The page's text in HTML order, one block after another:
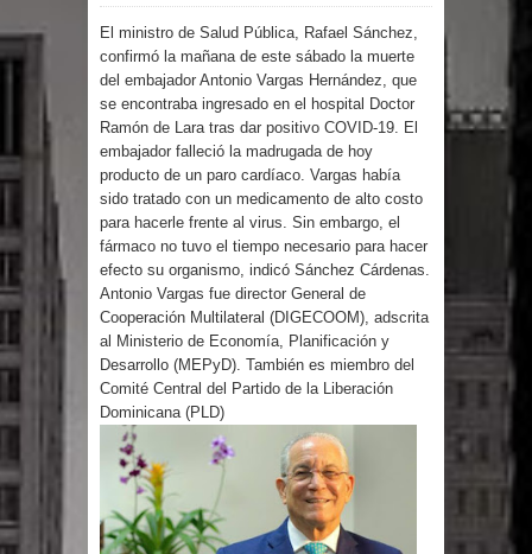
por un delicado problema cardíaco
Abel Martínez llama a los
dominicanos a unirse para sacar al
PRM del Gobierno
Tres detenidos tras detectarse una
presunta estafa contra el
Ayuntamiento de Santiago
PRM votará “por aclamación” a sus
nuevas autoridades
El expresidente peruano Ollanta
Humala queda en libertad tras la
El ministro de Salud Pública, Rafael Sánchez,
confirmó la mañana de este sábado la muerte
del embajador Antonio Vargas Hernández, que
se encontraba ingresado en el hospital Doctor
Ramón de Lara tras dar positivo COVID-19. El
embajador falleció la madrugada de hoy
producto de un paro cardíaco. Vargas había
sido tratado con un medicamento de alto costo
para hacerle frente al virus. Sin embargo, el
fármaco no tuvo el tiempo necesario para hacer
efecto su organismo, indicó Sánchez Cárdenas.
Antonio Vargas fue director General de
Cooperación Multilateral (DIGECOOM), adscrita
al Ministerio de Economía, Planificación y
Desarrollo (MEPyD). También es miembro del
Comité Central del Partido de la Liberación
Dominicana (PLD)